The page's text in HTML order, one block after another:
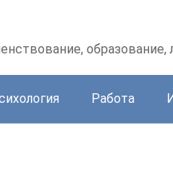
образование,
Работа